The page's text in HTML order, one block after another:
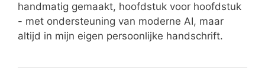
handmatig gemaakt, hoofdstuk voor hoofdstuk
- met ondersteuning van moderne AI, maar
altijd in mijn eigen persoonlijke handschrift.